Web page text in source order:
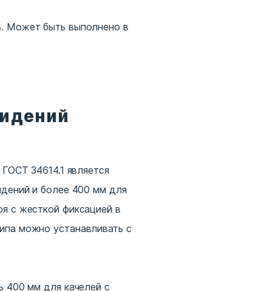
Может быть выполнено в
34614.1 является
и более 400 мм для
с жесткой фиксацией в
можно устанавливать с
400 мм для качелей с